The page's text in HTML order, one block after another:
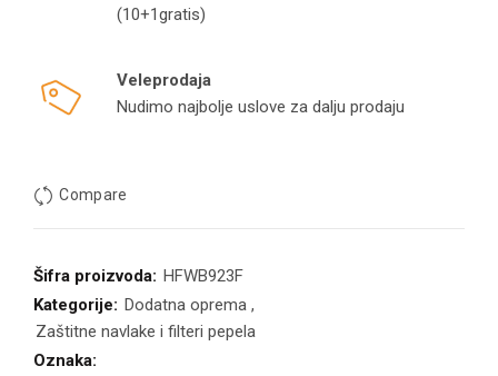
(10+1gratis)
Veleprodaja
Nudimo najbolje uslove za dalju prodaju
Compare
Šifra proizvoda: HFWB923F
Kategorije: Dodatna oprema ,
Zaštitne navlake i filteri pepela
Oznaka: